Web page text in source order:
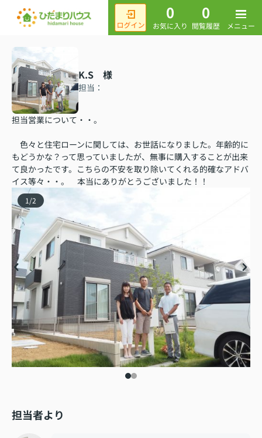
0
お気に入り
0
閲覧履歴 メニュー
K.S 様
担当：
担当営業について・・。
色々と住宅ローンに関しては、お世話になりました。年齢的に
もどうかな？って思っていましたが、無事に購入することが出来
て良かったです。こちらの不安を取り除いてくれる的確なアドバ
イス等々・・。 本当にありがとうございました！！
1 /2
担当者より